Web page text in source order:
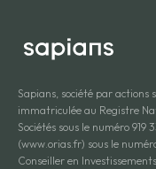
Sapians, société par
immatriculée au Registre
Sociétés sous le numéro 919
(www.orias.fr) sous le
Conseiller en